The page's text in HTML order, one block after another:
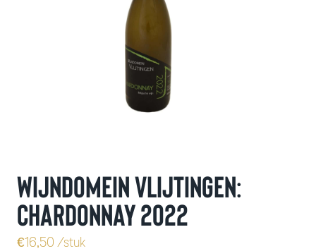
Wijndomein Vlijtingen:
Chardonnay 2022
€16,50 /stuk